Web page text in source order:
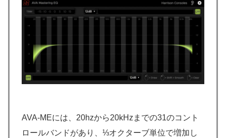
AVA-MEには、20hzから20kHzまでの31のコント
ロールバンドがあり、⅓オクターブ単位で増加し